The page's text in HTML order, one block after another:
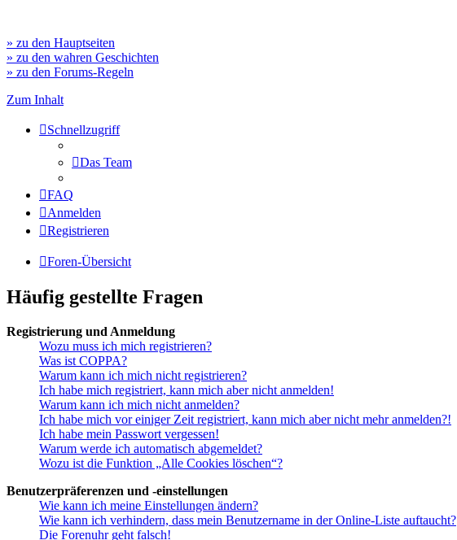
» zu den Hauptseiten
» zu den wahren Geschichten
» zu den Forums-Regeln
Zum Inhalt
Schnellzugriff
Das Team
FAQ
Anmelden
Registrieren
Foren-Übersicht
Häufig gestellte Fragen
Registrierung und Anmeldung
Wozu muss ich mich registrieren?
Was ist COPPA?
Warum kann ich mich nicht registrieren?
Ich habe mich registriert, kann mich aber nicht anmelden!
Warum kann ich mich nicht anmelden?
Ich habe mich vor einiger Zeit registriert, kann mich aber nicht mehr anmelden?!
Ich habe mein Passwort vergessen!
Warum werde ich automatisch abgemeldet?
Wozu ist die Funktion „Alle Cookies löschen“?
Benutzerpräferenzen und -einstellungen
Wie kann ich meine Einstellungen ändern?
Wie kann ich verhindern, dass mein Benutzername in der Online-Liste auftaucht?
Die Forenuhr geht falsch!